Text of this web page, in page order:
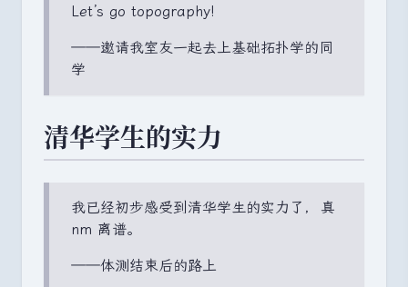
Let’s go topography!
——邀请我室友一起去上基础拓扑学的同
学
清华学生的实力
我已经初步感受到清华学生的实力了 ，
真
nm 离谱。
——体测结束后的路上